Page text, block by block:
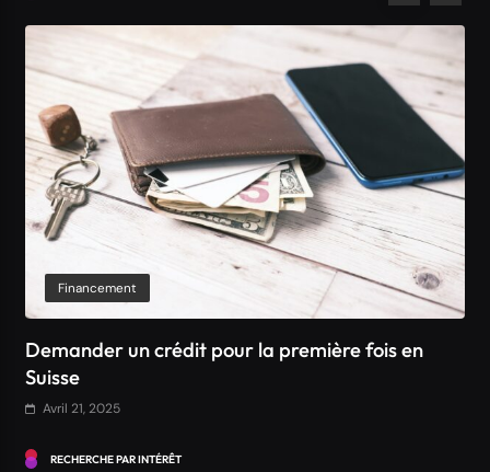
Financement
Demander un crédit pour la première fois en
Suisse
Avril 21, 2025
RECHERCHE PAR INTÉRÊT